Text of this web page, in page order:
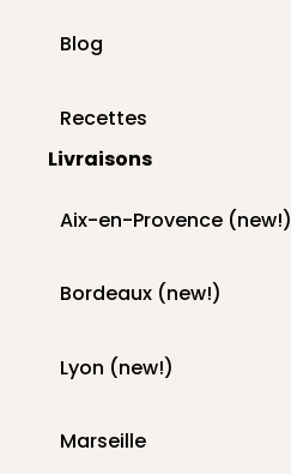
Blog
Recettes
Livraisons
Aix-en-Provence (new!)
Bordeaux (new!)
Lyon (new!)
Marseille